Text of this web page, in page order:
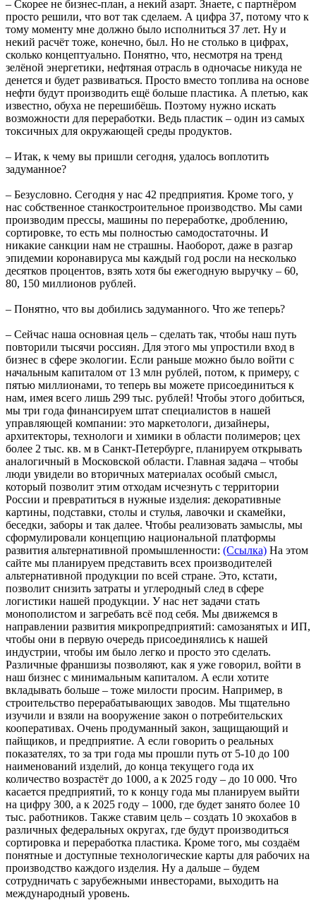
– Скорее не бизнес-план, а некий азарт. Знаете, с партнёром
просто решили, что вот так сделаем. А цифра 37, потому что к
тому моменту мне должно было исполниться 37 лет. Ну и
некий расчёт тоже, конечно, был. Но не столько в цифрах,
сколько концептуально. Понятно, что, несмотря на тренд
зелёной энергетики, нефтяная отрасль в одночасье никуда не
денется и будет развиваться. Просто вместо топлива на основе
нефти будут производить ещё больше пластика. А плетью, как
известно, обуха не перешибёшь. Поэтому нужно искать
возможности для переработки. Ведь пластик – один из самых
токсичных для окружающей среды продуктов.
– Итак, к чему вы пришли сегодня, удалось воплотить
задуманное?
– Безусловно. Сегодня у нас 42 предприятия. Кроме того, у
нас собственное станкостроительное производство. Мы сами
производим прессы, машины по переработке, дроблению,
сортировке, то есть мы полностью самодостаточны. И
никакие санкции нам не страшны. Наоборот, даже в разгар
эпидемии коронавируса мы каждый год росли на несколько
десятков процентов, взять хотя бы ежегодную выручку – 60,
80, 150 миллионов рублей.
– Понятно, что вы добились задуманного. Что же теперь?
– Сейчас наша основная цель – сделать так, чтобы наш путь
повторили тысячи россиян. Для этого мы упростили вход в
бизнес в сфере экологии. Если раньше можно было войти с
начальным капиталом от 13 млн рублей, потом, к примеру, с
пятью миллионами, то теперь вы можете присоединиться к
нам, имея всего лишь 299 тыс. рублей! Чтобы этого добиться,
мы три года финансируем штат специалистов в нашей
управляющей компании: это маркетологи, дизайнеры,
архитекторы, технологи и химики в области полимеров; цех
более 2 тыс. кв. м в Санкт-Петербурге, планируем открывать
аналогичный в Московской области. Главная задача – чтобы
люди увидели во вторичных материалах особый смысл,
который позволит этим отходам исчезнуть с территории
России и превратиться в нужные изделия: декоративные
картины, подставки, столы и стулья, лавочки и скамейки,
беседки, заборы и так далее. Чтобы реализовать замыслы, мы
сформулировали концепцию национальной платформы
развития альтернативной промышленности: (Ссылка) На этом
сайте мы планируем представить всех производителей
альтернативной продукции по всей стране. Это, кстати,
позволит снизить затраты и углеродный след в сфере
логистики нашей продукции. У нас нет задачи стать
монополистом и загребать всё под себя. Мы движемся в
направлении развития микропредприятий: самозанятых и ИП,
чтобы они в первую очередь присоединялись к нашей
индустрии, чтобы им было легко и просто это сделать.
Различные франшизы позволяют, как я уже говорил, войти в
наш бизнес с минимальным капиталом. А если хотите
вкладывать больше – тоже милости просим. Например, в
строительство перерабатывающих заводов. Мы тщательно
изучили и взяли на вооружение закон о потребительских
кооперативах. Очень продуманный закон, защищающий и
пайщиков, и предприятие. А если говорить о реальных
показателях, то за три года мы прошли путь от 5-10 до 100
наименований изделий, до конца текущего года их
количество возрастёт до 1000, а к 2025 году – до 10 000. Что
касается предприятий, то к концу года мы планируем выйти
на цифру 300, а к 2025 году – 1000, где будет занято более 10
тыс. работников. Также ставим цель – создать 10 экохабов в
различных федеральных округах, где будут производиться
сортировка и переработка пластика. Кроме того, мы создаём
понятные и доступные технологические карты для рабочих на
производство каждого изделия. Ну а дальше – будем
сотрудничать с зарубежными инвесторами, выходить на
международный уровень.